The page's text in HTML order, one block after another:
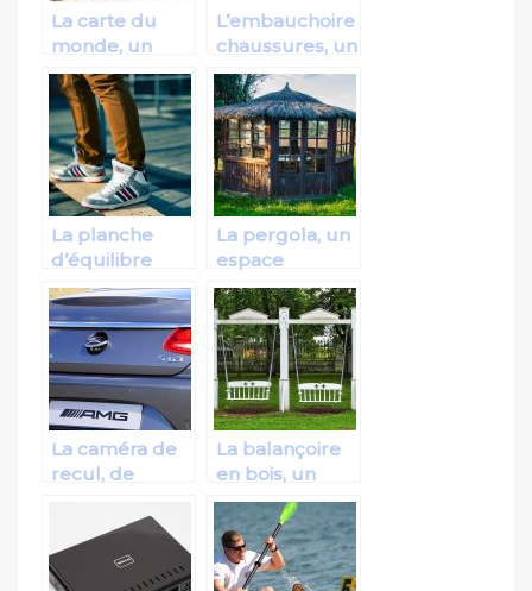
La carte du
monde, un
accessoire
idéal pour une
déco
contemporaine
L’embauchoire
chaussures, un
accessoire
adapté à la
protection des
chaussures
La planche
d’équilibre
pour votre
force
intérieure!
La pergola, un
espace
approprié
pour se
détendre
entre amis
La caméra de
recul, de
accessoire
appropriés
pour un
La balançoire
en bois, un
moyen de
divertissement
approprié
pour les